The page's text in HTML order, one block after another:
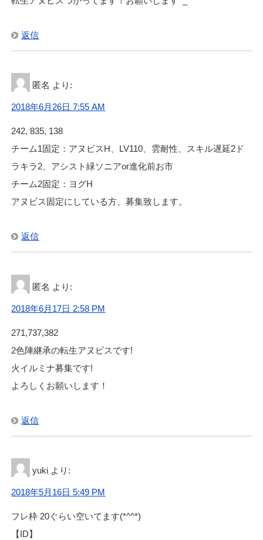
返信
匿名 より:
2018年6月26日 7:55 AM
242, 835, 138
チーム1固定：アヌビスH、LV110、雲耐性、スキル遅延2ド
ラキラ2、アシスト緑ソニアor進化前お市
チーム2固定：ヨグH
アヌビス固定にしている方、募集致します。
返信
匿名 より:
2018年6月17日 2:58 PM
271,737,382
2色陣継承の転生アヌビスです!
火イルミナ募集です!
よろしくお願いします！
返信
yuki より:
2018年5月16日 5:49 PM
フレ枠 20ぐらい空いてます(*^^*)
【ID】